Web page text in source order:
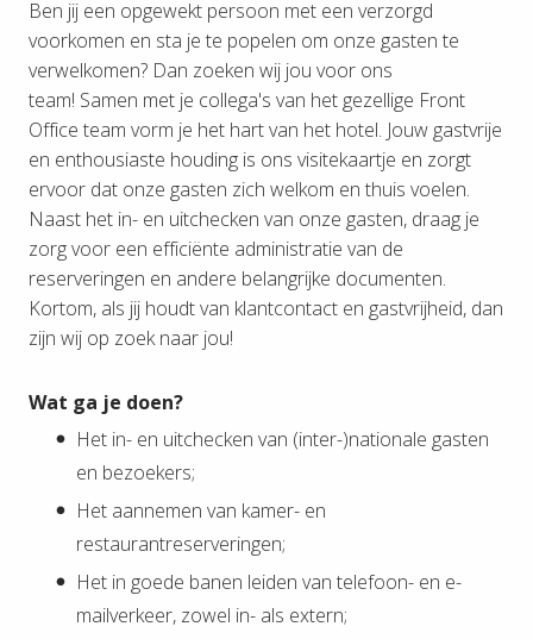
Ben jij een opgewekt persoon met een verzorgd
voorkomen en sta je te popelen om onze gasten te
verwelkomen? Dan zoeken wij jou voor ons
team! Samen met je collega's van het gezellige Front
Office team vorm je het hart van het hotel. Jouw gastvrije
en enthousiaste houding is ons visitekaartje en zorgt
ervoor dat onze gasten zich welkom en thuis voelen.
Naast het in- en uitchecken van onze gasten, draag je
zorg voor een efficiënte administratie van de
reserveringen en andere belangrijke documenten.
Kortom, als jij houdt van klantcontact en gastvrijheid, dan
zijn wij op zoek naar jou!
Wat ga je doen?
Het in- en uitchecken van (inter-)nationale gasten
en bezoekers;
Het aannemen van kamer- en
restaurantreserveringen;
Het in goede banen leiden van telefoon- en e-
mailverkeer, zowel in- als extern;